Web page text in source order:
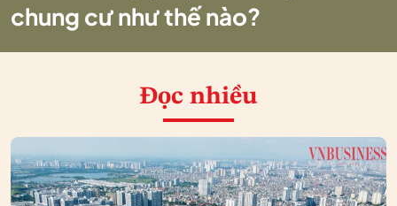
chung cư như thế nào?
Đọc nhiều